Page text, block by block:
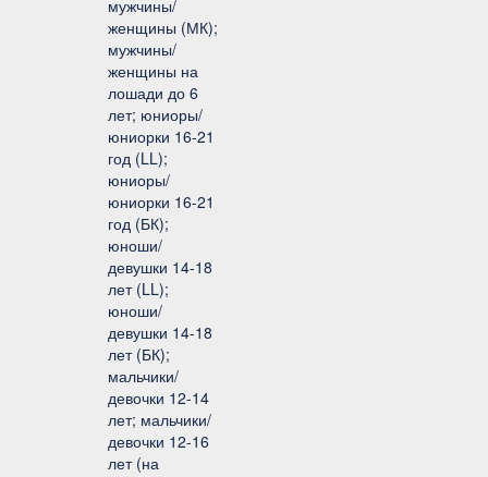
мужчины/
женщины (МК);
мужчины/
женщины на
лошади до 6
лет; юниоры/
юниорки 16-21
год (LL);
юниоры/
юниорки 16-21
год (БК);
юноши/
девушки 14-18
лет (LL);
юноши/
девушки 14-18
лет (БК);
мальчики/
девочки 12-14
лет; мальчики/
девочки 12-16
лет (на